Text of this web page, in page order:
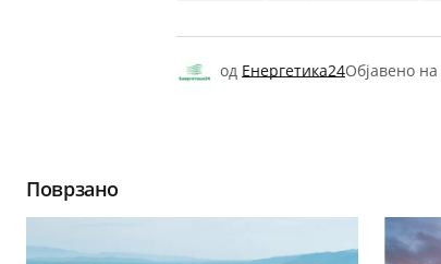
од Енергетика24Објавено на
Поврзано